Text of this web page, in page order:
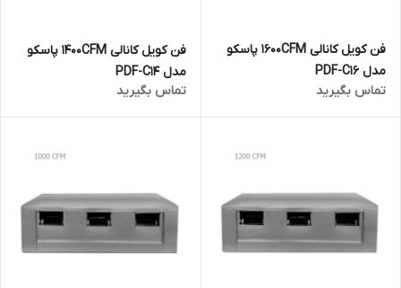
فن کویل کانالی 1600CFM پاسکو
مدل PDF-C16
تماس بگیرید
فن کویل کانالی 1400CFM پاسکو
مدل PDF-C14
تماس بگیرید